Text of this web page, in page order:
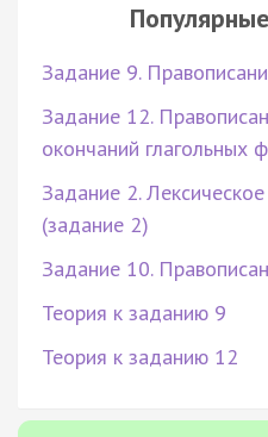
Задание 9.
Задание 12.
окончаний глагольных
Задание 2.
(задание 2)
Задание 10.
Теория к заданию 9
Теория к заданию 12